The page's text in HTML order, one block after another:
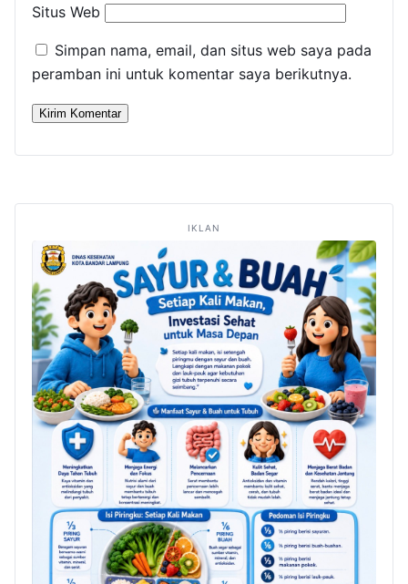
Situs Web
Simpan nama, email, dan situs web saya pada
peramban ini untuk komentar saya berikutnya.
IKLAN